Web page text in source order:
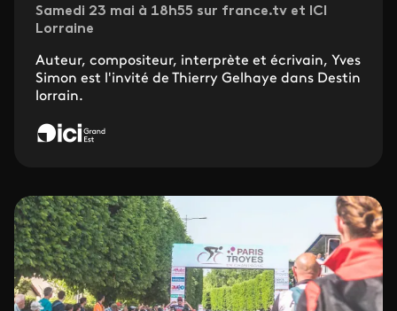
Samedi 23 mai à 18h55 sur france.tv et ICI
Lorraine
Auteur, compositeur, interprète et écrivain, Yves
Simon est l'invité de Thierry Gelhaye dans Destin
lorrain.